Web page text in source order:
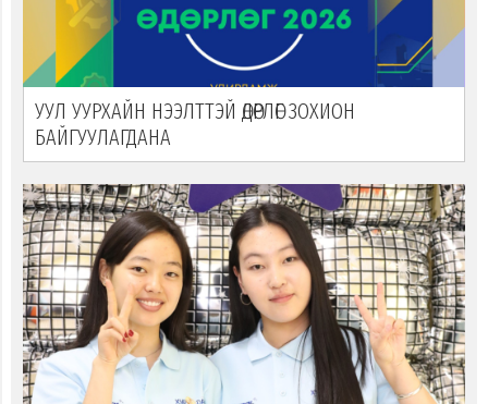
УУЛ УУРХАЙН НЭЭЛТТЭЙ ӨДӨРЛӨГ ЗОХИОН
БАЙГУУЛАГДАНА